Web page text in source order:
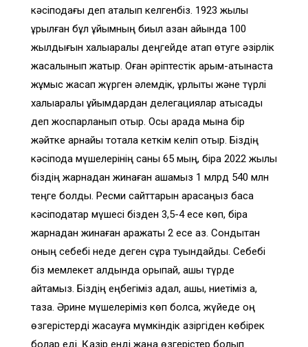
кәсіподағы деп аталып келгенбіз. 1923 жылы
құрылған бұл ұйымның биыл қазан айында 100
жылдығын халықаралық деңгейде атап өтуге әзірлік
жасалынып жатыр. Оған әріптестік қарым-қатынаста
жұмыс жасап жүрген әлемдік, құрлықтық және түрлі
халықаралық ұйымдардан делегациялар қатысады
деп жоспарланып отыр. Осы арада мына бір
жәйтке арнайы тоқтала кеткім келіп отыр. Біздің
кәсіподақ мүшелерінің саны 65 мың, бірақ 2022 жылы
біздің жарнадан жинаған ақшамыз 1 млрд 540 млн
теңге болды. Ресми сайттарын қарасаңыз басқа
кәсіподақтар мүшесі бізден 3,5-4 есе көп, бірақ
жарнадан жинаған қаражаты 2 есе аз. Сондықтан
оның себебі неде деген сұрақ туындайды. Себебі
біз мемлекет алдында қорықпай, ашық түрде
айтамыз. Біздің еңбегіміз адал, ашық, ниетіміз ақ,
таза. Әрине мүшелеріміз көп болса, жүйеде оң
өзгерістерді жасауға мүмкіндік қазіргіден көбірек
болар еді. Қазір енді жаңа өзгерістер болып